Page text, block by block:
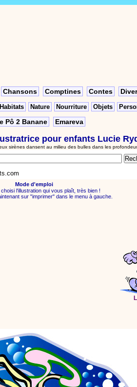
Chansons Comptines Contes
Habitats Nature Nourriture Objets
Pô 2 Banane Emareva
pour enfants Lucie
sirènes dansent au milieu des bulles dans les
Mode d'emploi
l'illustration qui vous plaît, très bien !
sur "imprimer" dans le menu à gauche.